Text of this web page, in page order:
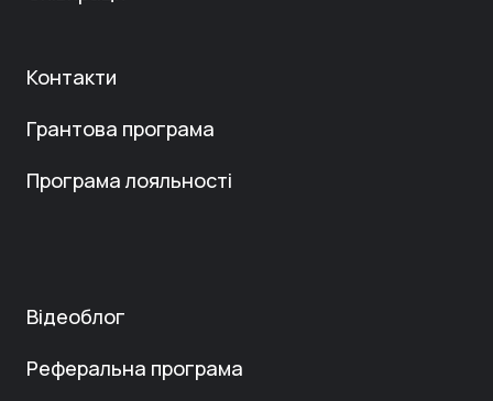
Контакти
Грантова програма
Програма лояльності
Відеоблог
Реферальна програма